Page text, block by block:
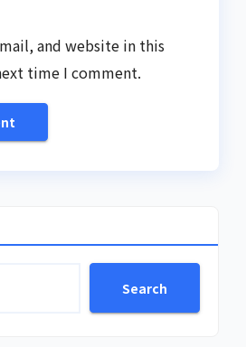
and website in this
time I comment.
Search